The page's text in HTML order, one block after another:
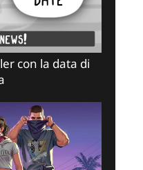
con la data di